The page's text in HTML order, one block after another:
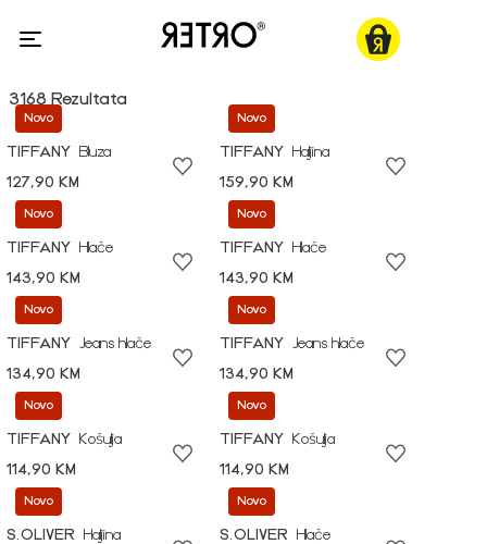
3168 Rezultata
Novo
TIFFANY
Bluza
127,90 KM
Novo
TIFFANY
Haljina
159,90 KM
Novo
TIFFANY
Hlače
143,90 KM
Novo
TIFFANY
Hlače
143,90 KM
Novo
TIFFANY
Jeans hlače
134,90 KM
Novo
TIFFANY
Jeans hlače
134,90 KM
Novo
TIFFANY
Košulja
114,90 KM
Novo
TIFFANY
Košulja
114,90 KM
Novo
S.OLIVER
Haljina
Novo
S.OLIVER
Hlače